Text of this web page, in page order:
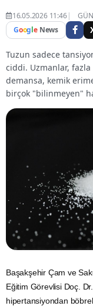
16.05.2026 11:46
Google News
Tuzun sadece
ciddi. Uzmanlar, fazla
demansa, kemik
birçok "bilinmeyen"
Başakşehir Çam ve
Eğitim Görevlisi Doç.
hipertansiyondan